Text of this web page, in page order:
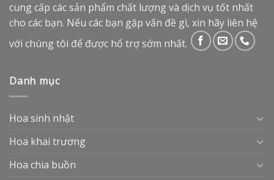
cung cấp các sản phẩm chất lượng và dịch vụ tốt nhất
cho các bạn. Nếu các bạn gặp vấn đề gì, xin hãy liên hệ
với chúng tôi để được hổ trợ sớm nhất.
Danh mục
Hoa sinh nhật
Hoa khai trương
Hoa chia buồn